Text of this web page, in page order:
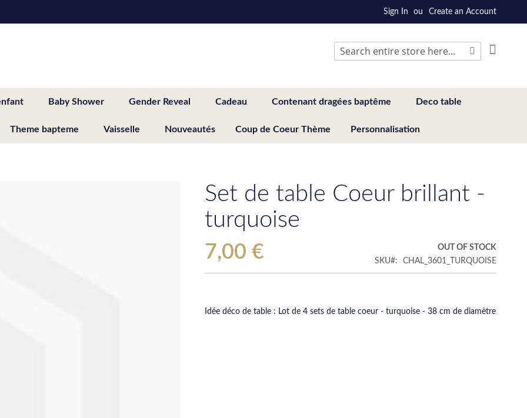
Sign In Create an Account
Search
Baby Shower Gender Reveal Cadeau Contenant dragées baptême Deco table
Theme bapteme Vaisselle Nouveautés Coup de Coeur Thème Personnalisation
Set de table Coeur brillant -
turquoise
7,00 €
OUT OF STOCK
SKU
CHAL_3601_TURQUOISE
Idée déco de table : Lot de 4 sets de table coeur - turquoise - 38 cm de diamètre